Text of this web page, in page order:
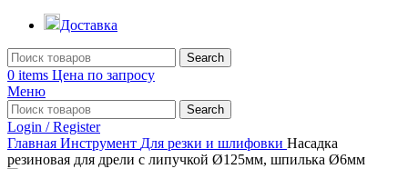
Доставка
Search
0 items Цена по запросу
Меню
Search
Login / Register
Главная Инструмент Для резки и шлифовки Насадка
резиновая для дрели с липучкой Ø125мм, шпилька Ø6мм